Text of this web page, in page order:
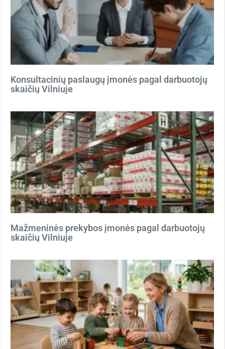
Konsultacinių paslaugų įmonės pagal darbuotojų
skaičių Vilniuje
Mažmeninės prekybos įmonės pagal darbuotojų
skaičių Vilniuje